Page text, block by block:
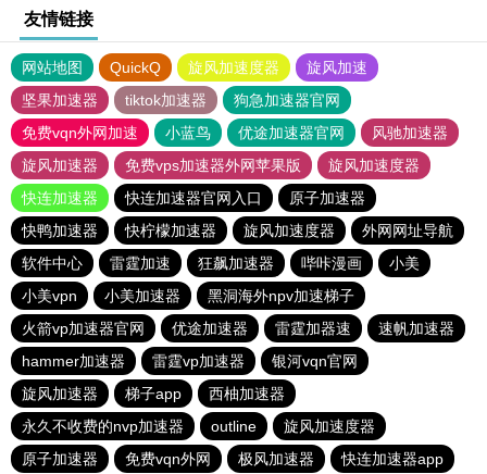
友情链接
网站地图 QuickQ 旋风加速度器
旋风加速
坚果加速器
tiktok加速器
狗急加速器官网
免费vqn外网加速
小蓝鸟 优途加速器官网
风驰加速器
旋风加速器
免费vps加速器外网苹果版
旋风加速度器
快连加速器
快连加速器官网入口
原子加速器
快鸭加速器
快柠檬加速器 旋风加速度器
外网网址导航
软件中心
雷霆加速 狂飙加速器 哔咔漫画
小美
小美vpn
小美加速器
黑洞海外npv加速梯子
火箭vp加速器官网
优途加速器 雷霆加器速
速帆加速器
hammer加速器
雷霆vp加速器
银河vqn官网
旋风加速器
梯子app
西柚加速器
永久不收费的nvp加速器
outline
旋风加速度器
原子加速器
免费vqn外网 极风加速器
快连加速器app